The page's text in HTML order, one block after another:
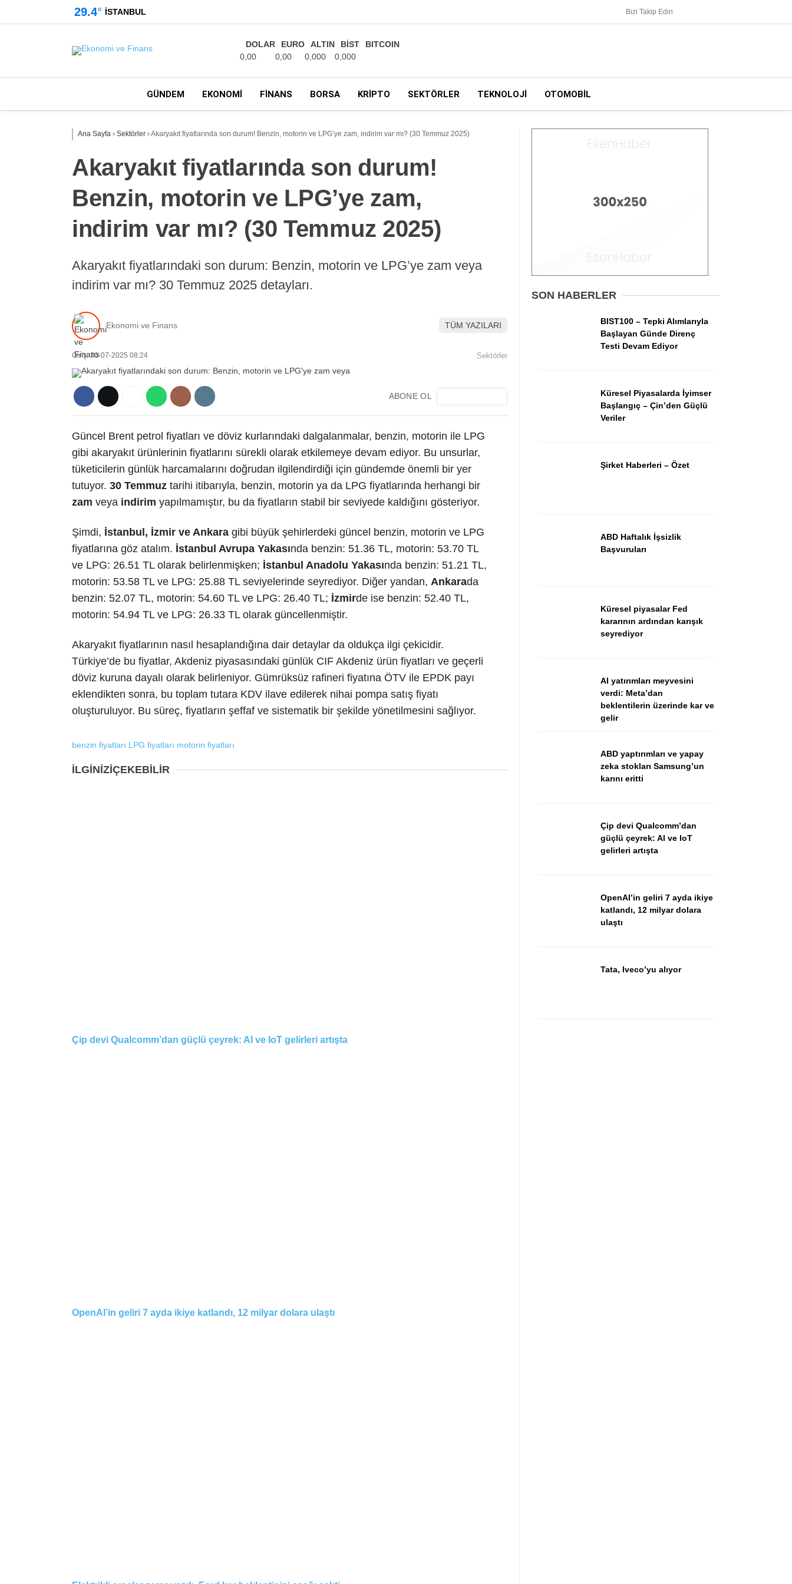
Gündem
Ekonomi
Borsa
Spor
Kripto
Facebook
29.4° İSTANBUL Bizi Takip Edin
DOLAR
0,00
EURO
0,00
ALTIN
0,000
BİST
0,000
BITCOIN
GÜNDEM EKONOMI FINANS BORSA KRIPTO SEKTÖRLER TEKNOLOJI OTOMOBIL
Ana Sayfa › Sektörler ›Akaryakıt fiyatlarında son durum! Benzin, motorin ve LPG’ye zam, indirim var mı? (30 Temmuz 2025)
Akaryakıt fiyatlarında son durum!
Benzin, motorin ve LPG’ye zam,
indirim var mı? (30 Temmuz 2025)
Akaryakıt fiyatlarındaki son durum: Benzin, motorin ve LPG’ye zam veya
indirim var mı? 30 Temmuz 2025 detayları.
Ekonomi ve Finans TÜM YAZILARI
Giriş: 30-07-2025 08:24 Sektörler
ABONE OL
Güncel Brent petrol fiyatları ve döviz kurlarındaki dalgalanmalar, benzin, motorin ile LPG
gibi akaryakıt ürünlerinin fiyatlarını sürekli olarak etkilemeye devam ediyor. Bu unsurlar,
tüketicilerin günlük harcamalarını doğrudan ilgilendirdiği için gündemde önemli bir yer
tutuyor. 30 Temmuz tarihi itibarıyla, benzin, motorin ya da LPG fiyatlarında herhangi bir
zam veya indirim yapılmamıştır, bu da fiyatların stabil bir seviyede kaldığını gösteriyor.
Şimdi, İstanbul, İzmir ve Ankara gibi büyük şehirlerdeki güncel benzin, motorin ve LPG
fiyatlarına göz atalım. İstanbul Avrupa Yakasında benzin: 51.36 TL, motorin: 53.70 TL
ve LPG: 26.51 TL olarak belirlenmişken; İstanbul Anadolu Yakasında benzin: 51.21 TL,
motorin: 53.58 TL ve LPG: 25.88 TL seviyelerinde seyrediyor. Diğer yandan, Ankarada
benzin: 52.07 TL, motorin: 54.60 TL ve LPG: 26.40 TL; İzmirde ise benzin: 52.40 TL,
motorin: 54.94 TL ve LPG: 26.33 TL olarak güncellenmiştir.
Akaryakıt fiyatlarının nasıl hesaplandığına dair detaylar da oldukça ilgi çekicidir.
Türkiye’de bu fiyatlar, Akdeniz piyasasındaki günlük CIF Akdeniz ürün fiyatları ve geçerli
döviz kuruna dayalı olarak belirleniyor. Gümrüksüz rafineri fiyatına ÖTV ile EPDK payı
eklendikten sonra, bu toplam tutara KDV ilave edilerek nihai pompa satış fiyatı
oluşturuluyor. Bu süreç, fiyatların şeffaf ve sistematik bir şekilde yönetilmesini sağlıyor.
benzin fiyatları LPG fiyatları motorin fiyatları
İLGİNİZİÇEKEBİLİR
Çip devi Qualcomm’dan güçlü çeyrek: AI ve IoT gelirleri artışta
OpenAI’in geliri 7 ayda ikiye katlandı, 12 milyar dolara ulaştı
SON HABERLER
BIST100 – Tepki Alımlarıyla
Başlayan Günde Direnç
Testi Devam Ediyor
Küresel Piyasalarda İyimser
Başlangıç – Çin’den Güçlü
Veriler
Şirket Haberleri – Özet
ABD Haftalık İşsizlik
Başvuruları
Küresel piyasalar Fed
kararının ardından karışık
seyrediyor
AI yatırımları meyvesini
verdi: Meta’dan
beklentilerin üzerinde kar ve
gelir
ABD yaptırımları ve yapay
zeka stokları Samsung’un
karını eritti
Çip devi Qualcomm’dan
güçlü çeyrek: AI ve IoT
gelirleri artışta
OpenAI’in geliri 7 ayda ikiye
katlandı, 12 milyar dolara
ulaştı
Tata, Iveco’yu alıyor